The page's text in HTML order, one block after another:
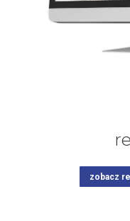
zobacz